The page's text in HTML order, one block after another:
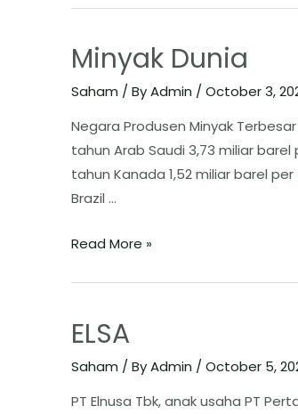
Minyak Dunia
Saham / ByAdmin / October 3,
Negara Produsen Minyak
tahun Arab Saudi 3,73 miliar barel
tahun Kanada 1,52 miliar barel
Brazil …
Read More »
ELSA
Saham / ByAdmin /October 5,
PT Elnusa Tbk, anak usaha PT